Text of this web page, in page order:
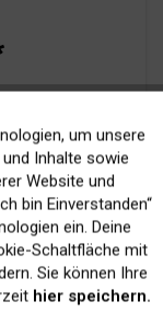
5% Deckung
Aktiv
Inaktiv
Inaktiv
um unsere
Inhalte sowie
Website und
bin Einverstanden“
ein. Deine
Schaltfläche mit
Sie können Ihre
hier speichern.